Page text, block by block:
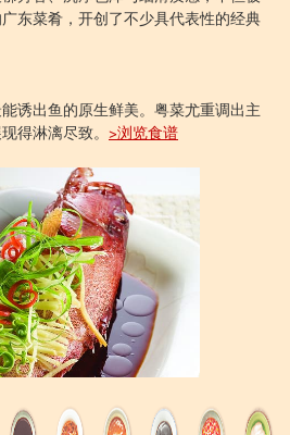
东菜肴，开创了不少具代表性的经典
诱出鱼的原生鲜美。粤菜尤重调出主
得淋漓尽致。 >浏览食谱